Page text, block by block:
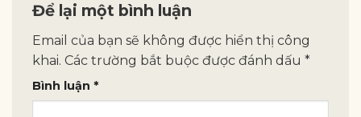
Để lại một bình luận
Email của bạn sẽ không được hiển thị công
khai. Các trường bắt buộc được đánh dấu *
Bình luận *